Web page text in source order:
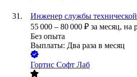
Инженер службы
55 000 – 80 000 ₽ за месяц, на
Без опыта
Выплаты: Два раза в месяц
Гортис Софт Лаб